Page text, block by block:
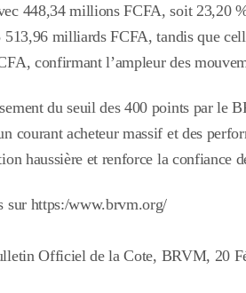
448,34 millions FCFA, soit 23,20
513,96 milliards FCFA, tandis que
confirmant l’ampleur des
du seuil des 400 points par le
courant acheteur massif et des
haussière et renforce la confiance
sur https:/www.brvm.org/
Officiel de la Cote, BRVM, 20